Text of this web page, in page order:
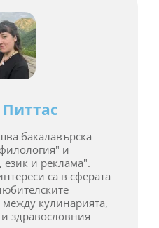
бакалавърска
и
език и реклама".
са в сферата
между кулинарията,
здравословния